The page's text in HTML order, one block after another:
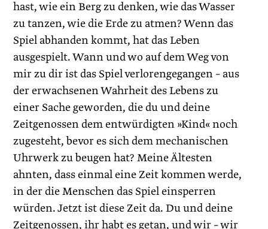
hast, wie ein Berg zu denken, wie das Wasser
zu tanzen, wie die Erde zu atmen? Wenn das
Spiel abhanden kommt, hat das Leben
ausgespielt. Wann und wo auf dem Weg von
mir zu dir ist das Spiel verlorengegangen – aus
der erwachsenen Wahrheit des Lebens zu
einer Sache geworden, die du und deine
Zeitgenossen dem entwürdigten »Kind« noch
zugesteht, bevor es sich dem mechanischen
Uhrwerk zu beugen hat? Meine Ältesten
ahnten, dass einmal eine Zeit kommen werde,
in der die Menschen das Spiel einsperren
würden. Jetzt ist diese Zeit da. Du und deine
Zeitgenossen, ihr habt es getan, und wir – wir